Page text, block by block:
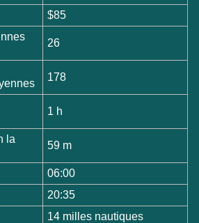
$85
26
178
1 h
la
59 m
06:00
20:35
14 milles nautiques